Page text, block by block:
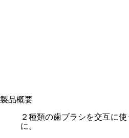
製品概要
２種類の歯ブラシを交互に
に。